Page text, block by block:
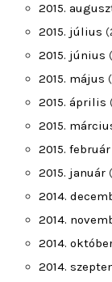
2015.
2015. július
2015. június
2015. május
2015. április
2015.
2015. február
2015. január
2014.
2014.
2014.
2014.